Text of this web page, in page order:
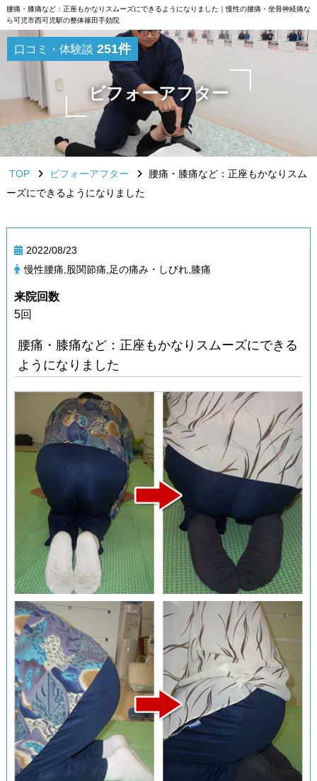
腰痛・膝痛など：正座もかなりスムーズにできるようになりました｜慢性の腰痛・坐骨神経痛な
ら可児市西可児駅の整体篠田手効院
口コミ・体験談 251件
ビフォーアフター
TOP ビフォーアフター
腰痛・膝痛など：正座もかなりスム
ーズにできるようになりました
2022/08/23
慢性腰痛,股関節痛,足の痛み・しびれ,膝痛
来院回数
5回
腰痛・膝痛など：正座もかなりスムーズにできる
ようになりました